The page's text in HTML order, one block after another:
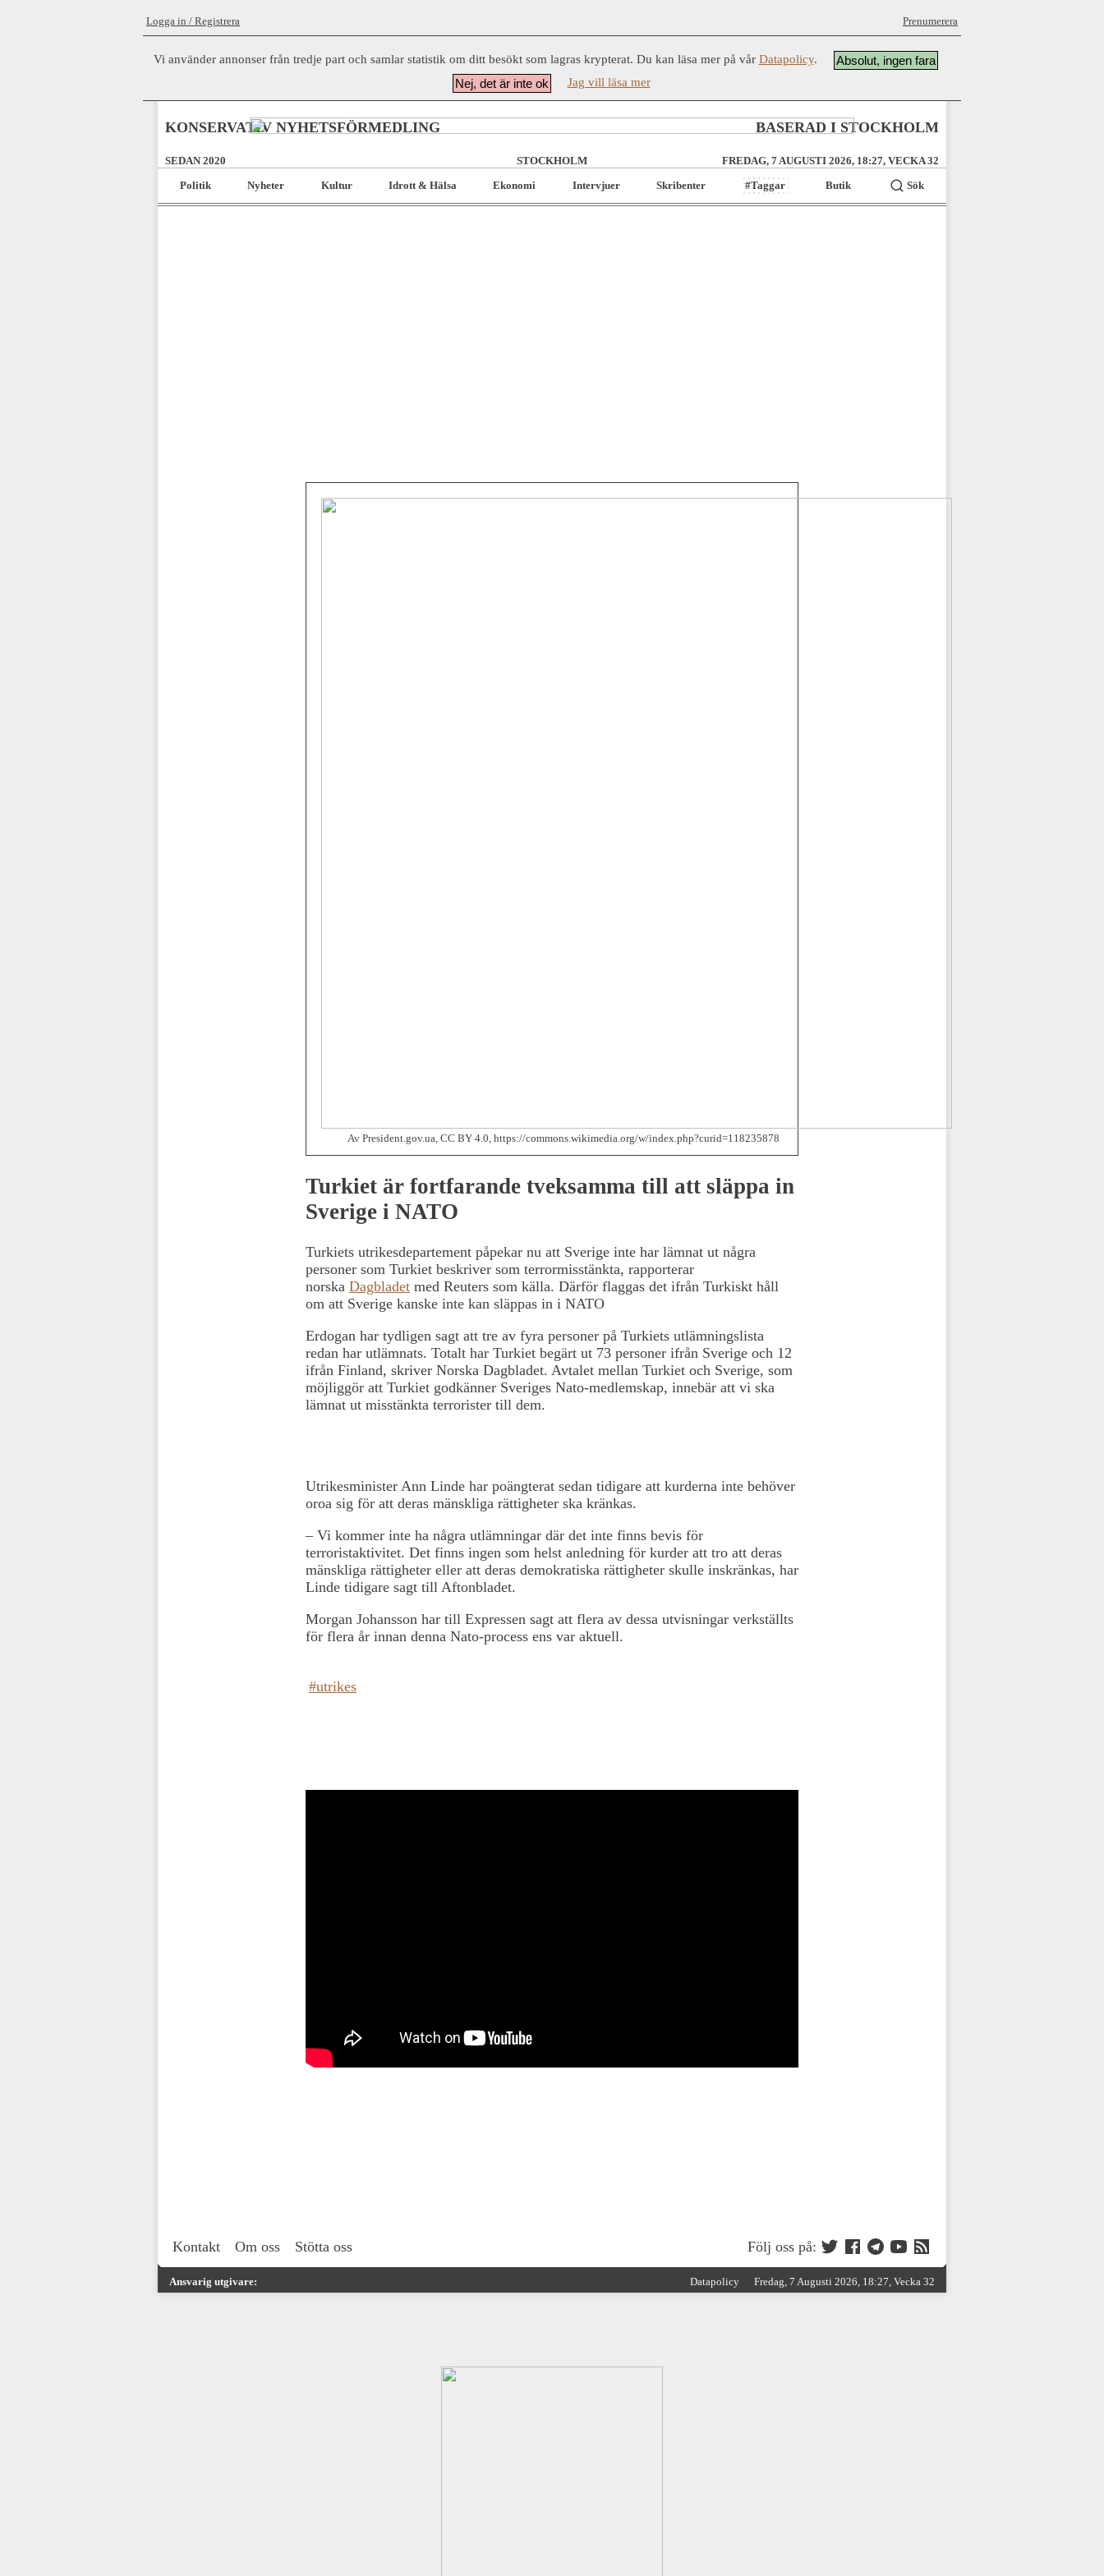
Logga in / Registrera Prenumerera
Vi använder annonser från tredje part och samlar statistik om ditt besökt som lagras krypterat. Du kan läsa mer på vår Datapolicy.
Absolut, ingen fara
Nej, det är inte ok
Jag vill läsa mer
KONSERVATIV NYHETSFÖRMEDLING BASERAD I STOCKHOLM
SEDAN 2020 STOCKHOLM
FREDAG, 7 AUGUSTI 2026, 18:27, VECKA 32
Politik
Nyheter Kultur Idrott & Hälsa Ekonomi Intervjuer Skribenter #Taggar Butik Sök
Av President.gov.ua, CC BY 4.0, https://commons.wikimedia.org/w/index.php?curid=118235878
Turkiet är fortfarande tveksamma till att släppa in
Sverige i NATO
Turkiets utrikesdepartement påpekar nu att Sverige inte har lämnat ut några
personer som Turkiet beskriver som terrormisstänkta, rapporterar
norska Dagbladet med Reuters som källa. Därför flaggas det ifrån Turkiskt håll
om att Sverige kanske inte kan släppas in i NATO
Erdogan har tydligen sagt att tre av fyra personer på Turkiets utlämningslista
redan har utlämnats. Totalt har Turkiet begärt ut 73 personer ifrån Sverige och 12
ifrån Finland, skriver Norska Dagbladet. Avtalet mellan Turkiet och Sverige, som
möjliggör att Turkiet godkänner Sveriges Nato-medlemskap, innebär att vi ska
lämnat ut misstänkta terrorister till dem.
Utrikesminister Ann Linde har poängterat sedan tidigare att kurderna inte behöver
oroa sig för att deras mänskliga rättigheter ska kränkas.
– Vi kommer inte ha några utlämningar där det inte finns bevis för
terroristaktivitet. Det finns ingen som helst anledning för kurder att tro att deras
mänskliga rättigheter eller att deras demokratiska rättigheter skulle inskränkas, har
Linde tidigare sagt till Aftonbladet.
Morgan Johansson har till Expressen sagt att flera av dessa utvisningar verkställts
för flera år innan denna Nato-process ens var aktuell.
#utrikes
Kontakt Om oss Stötta oss Följ oss på:
Ansvarig utgivare: Datapolicy Fredag, 7 Augusti 2026, 18:27, Vecka 32